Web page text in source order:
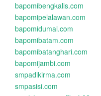
bapomibengkalis.com
bapomipelalawan.com
bapomidumai.com
bapomibatam.com
bapomibatanghari.com
bapomijambi.com
smpadikirma.com
smpasisi.com